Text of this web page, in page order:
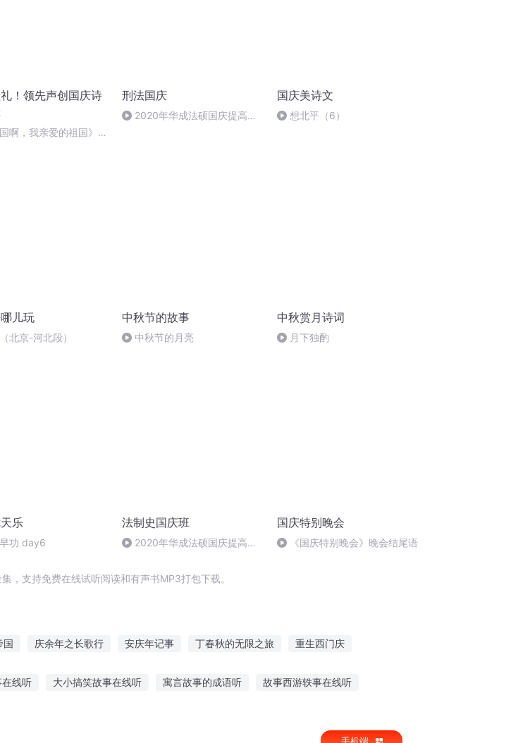
！领先声创国庆诗
国啊，我亲爱的祖国》温
刑法国庆
2020年华成法硕国庆提高班
国庆美诗文
想北平（6）
儿玩
北京-河北段）
中秋节的故事
中秋节的月亮
中秋赏月诗词
月下独酌
乐
功 day6
法制史国庆班
2020年华成法硕国庆提高班
国庆特别晚会
《国庆特别晚会》晚会结尾语
，支持免费在线试听阅读和有声书MP3打包下载。
国 庆余年之长歌行 安庆年记事 丁春秋的无限之旅 重生西门庆
线听 大小搞笑故事在线听 寓言故事的成语听 故事西游轶事在线听